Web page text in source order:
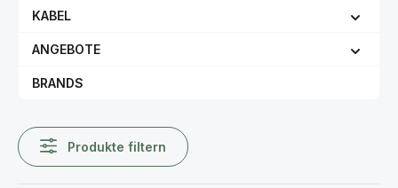
KABEL
ANGEBOTE
BRANDS
Produkte filtern